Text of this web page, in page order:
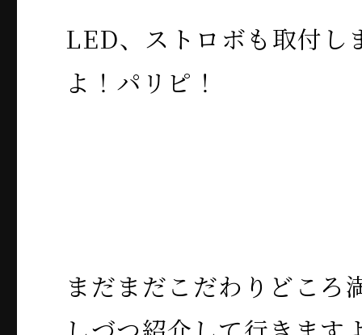
LED、ストロボも取付し
よ！パリピ！
まだまだこだわりどころ